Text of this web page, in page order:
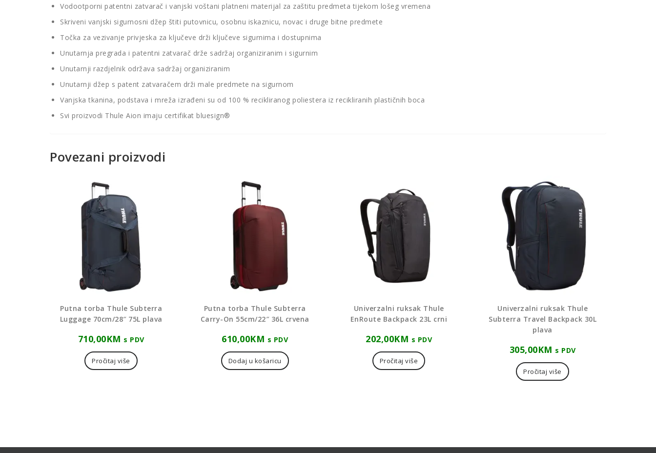
Vodootporni patentni zatvarač i vanjski voštani platneni materijal za zaštitu predmeta tijekom lošeg vremena
Skriveni vanjski sigurnosni džep štiti putovnicu, osobnu iskaznicu, novac i druge bitne predmete
Točka za vezivanje privjeska za ključeve drži ključeve sigurnima i dostupnima
Unutarnja pregrada i patentni zatvarač drže sadržaj organiziranim i sigurnim
Unutarnji razdjelnik održava sadržaj organiziranim
Unutarnji džep s patent zatvaračem drži male predmete na sigurnom
Vanjska tkanina, podstava i mreža izrađeni su od 100 % recikliranog poliestera iz recikliranih plastičnih boca
Svi proizvodi Thule Aion imaju certifikat bluesign®
Povezani proizvodi
Putna torba Thule Subterra
Luggage 70cm/28″ 75L plava
710,00KM s PDV
Pročitaj više
Putna torba Thule Subterra
Carry-On 55cm/22″ 36L crvena
610,00KM s PDV
Dodaj u košaricu
Univerzalni ruksak Thule
EnRoute Backpack 23L crni
202,00KM s PDV
Pročitaj više
Univerzalni ruksak Thule
Subterra Travel Backpack 30L
plava
305,00KM s PDV
Pročitaj više